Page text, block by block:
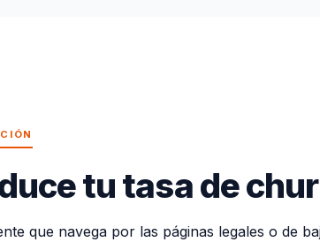
tu tasa de
que navega por las páginas legales o de